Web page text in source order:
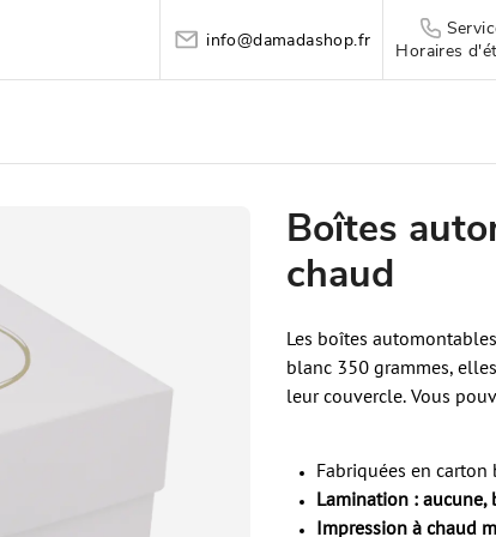
info@damadashop.fr
Horaires
Boîtes
chaud
Les boîtes
blanc 350 grammes,
leur couvercle. Vous
Fabriquées en
Lamination :
Impression à chaud